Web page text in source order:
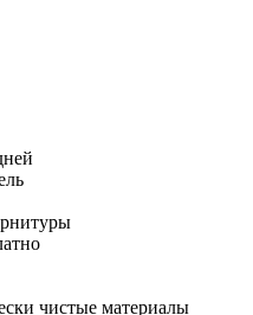
чистые материалы